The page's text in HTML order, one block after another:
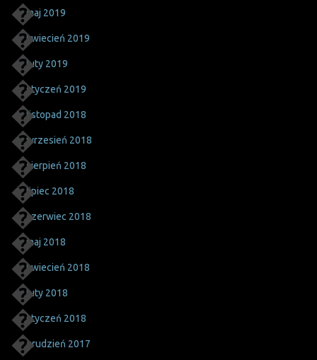
maj 2019
kwiecień 2019
luty 2019
styczeń 2019
listopad 2018
wrzesień 2018
sierpień 2018
lipiec 2018
czerwiec 2018
maj 2018
kwiecień 2018
luty 2018
styczeń 2018
grudzień 2017